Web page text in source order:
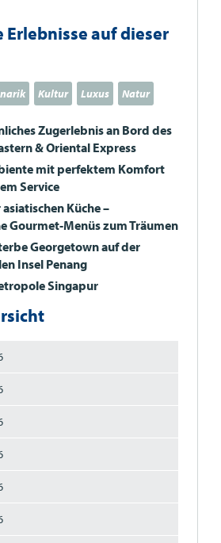
Erlebnisse auf dieser
Kultur Luxus Natur
Zugerlebnis an Bord des
& Oriental Express
mit perfektem Komfort
Service
Küche –
Gourmet-Menüs zum Träumen
Georgetown auf der
Insel Penang
Singapur